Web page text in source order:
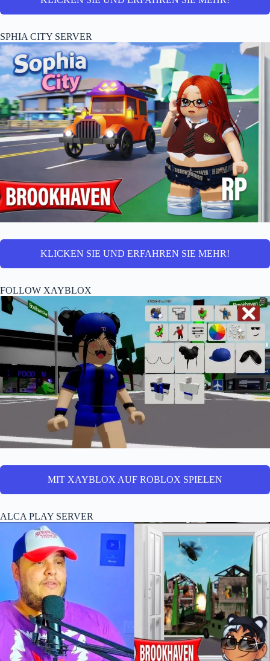
SPHIA CITY SERVER
KLICKEN SIE UND ERFAHREN SIE MEHR!
FOLLOW XAYBLOX
MIT XAYBLOX AUF ROBLOX SPIELEN
ALCA PLAY SERVER